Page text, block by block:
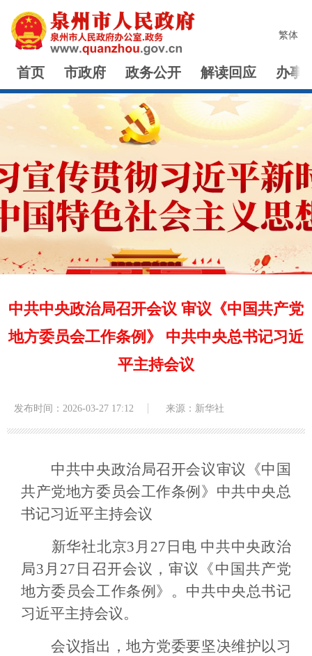
繁体
首页 市政府 政务公开 解读回应 办事
中共中央政治局召开会议 审议《中国共产党
地方委员会工作条例》 中共中央总书记习近
平主持会议
发布时间：2026-03-27 17:12 来源：新华社
中共中央政治局召开会议审议《中国
共产党地方委员会工作条例》中共中央总
书记习近平主持会议
新华社北京3月27日电 中共中央政治
局3月27日召开会议，审议《中国共产党
地方委员会工作条例》。中共中央总书记
习近平主持会议。
会议指出，地方党委要坚决维护以习